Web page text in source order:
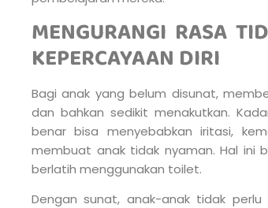
MENGURANGI RASA
KEPERCAYAAN DIRI
Bagi anak yang belum disunat,
dan bahkan sedikit menakutkan.
benar bisa menyebabkan iritasi,
membuat anak tidak nyaman. Hal ini
berlatih menggunakan toilet.
Dengan sunat, anak-anak tidak